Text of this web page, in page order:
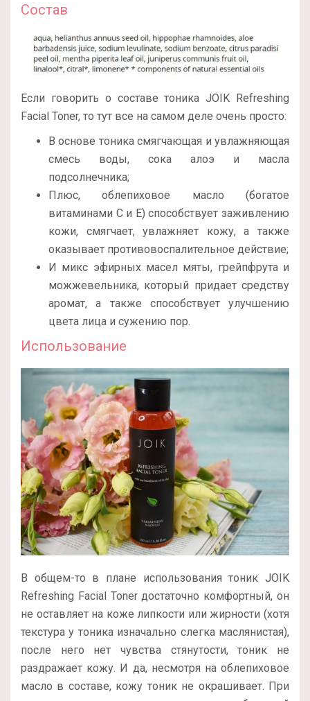
Состав
Если говорить о составе тоника JOIK Refreshing
Facial Toner, то тут все на самом деле очень просто:
В основе тоника смягчающая и увлажняющая
смесь воды, сока алоэ и масла
подсолнечника;
Плюс, облепиховое масло (богатое
витаминами С и Е) способствует заживлению
кожи, смягчает, увлажняет кожу, а также
оказывает противовоспалительное действие;
И микс эфирных масел мяты, грейпфрута и
можжевельника, который придает средству
аромат, а также способствует улучшению
цвета лица и сужению пор.
Использование
В общем-то в плане использования тоник JOIK
Refreshing Facial Toner достаточно комфортный, он
не оставляет на коже липкости или жирности (хотя
текстура у тоника изначально слегка маслянистая),
после него нет чувства стянутости, тоник не
раздражает кожу. И да, несмотря на облепиховое
масло в составе, кожу тоник не окрашивает. При